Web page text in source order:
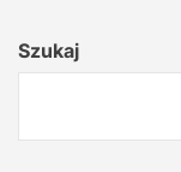
Szukaj